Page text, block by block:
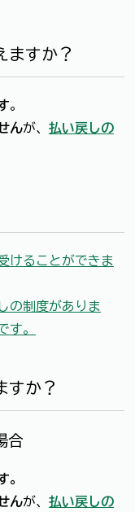
ますか？
。
んが、 払い戻しの
けることができま
の制度がありま
す。
すか？
合
。
んが、 払い戻しの